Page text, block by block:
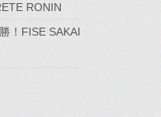
RONIN
！FISE SAKAI